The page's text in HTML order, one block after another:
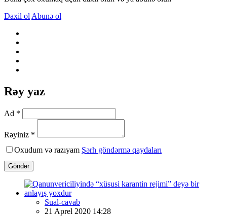
Daxil ol Abunə ol
Rəy yaz
Ad *
Rəyiniz *
Oxudum və razıyam Şərh göndərmə qaydaları
Göndər
Sual-cavab
21 Aprel 2020 14:28